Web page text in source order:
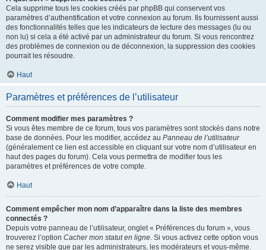
Cela supprime tous les cookies créés par phpBB qui conservent vos
paramètres d’authentification et votre connexion au forum. Ils fournissent aussi
des fonctionnalités telles que les indicateurs de lecture des messages (lu ou
non lu) si cela a été activé par un administrateur du forum. Si vous rencontrez
des problèmes de connexion ou de déconnexion, la suppression des cookies
pourrait les résoudre.
Haut
Paramètres et préférences de l’utilisateur
Comment modifier mes paramètres ?
Si vous êtes membre de ce forum, tous vos paramètres sont stockés dans notre
base de données. Pour les modifier, accédez au Panneau de l’utilisateur
(généralement ce lien est accessible en cliquant sur votre nom d’utilisateur en
haut des pages du forum). Cela vous permettra de modifier tous les
paramètres et préférences de votre compte.
Haut
Comment empêcher mon nom d’apparaître dans la liste des membres
connectés ?
Depuis votre panneau de l’utilisateur, onglet « Préférences du forum », vous
trouverez l’option Cacher mon statut en ligne. Si vous activez cette option vous
ne serez visible que par les administrateurs, les modérateurs et vous-même.